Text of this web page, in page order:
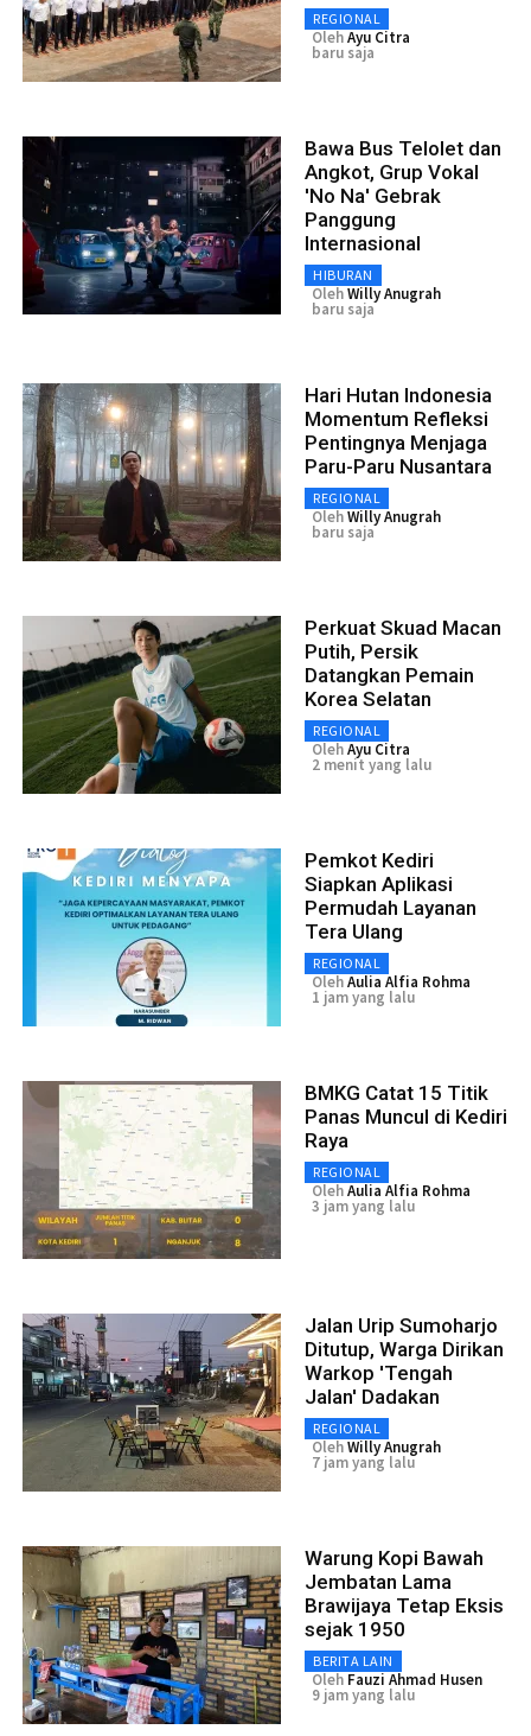
REGIONAL
OlehAyu Citra
baru saja
Bawa Bus Telolet dan
Angkot, Grup Vokal
'No Na' Gebrak
Panggung
Internasional
HIBURAN
OlehWilly Anugrah
baru saja
Hari Hutan Indonesia
Momentum Refleksi
Pentingnya Menjaga
Paru-Paru Nusantara
REGIONAL
OlehWilly Anugrah
baru saja
Perkuat Skuad Macan
Putih, Persik
Datangkan Pemain
Korea Selatan
REGIONAL
OlehAyu Citra
2 menit yang lalu
Pemkot Kediri
Siapkan Aplikasi
Permudah Layanan
Tera Ulang
REGIONAL
OlehAulia Alfia Rohma
1 jam yang lalu
BMKG Catat 15 Titik
Panas Muncul di Kediri
Raya
REGIONAL
OlehAulia Alfia Rohma
3 jam yang lalu
Jalan Urip Sumoharjo
Ditutup, Warga Dirikan
Warkop 'Tengah
Jalan' Dadakan
REGIONAL
OlehWilly Anugrah
7 jam yang lalu
Warung Kopi Bawah
Jembatan Lama
Brawijaya Tetap Eksis
sejak 1950
BERITA LAIN
Oleh Fauzi Ahmad Husen
9 jam yang lalu